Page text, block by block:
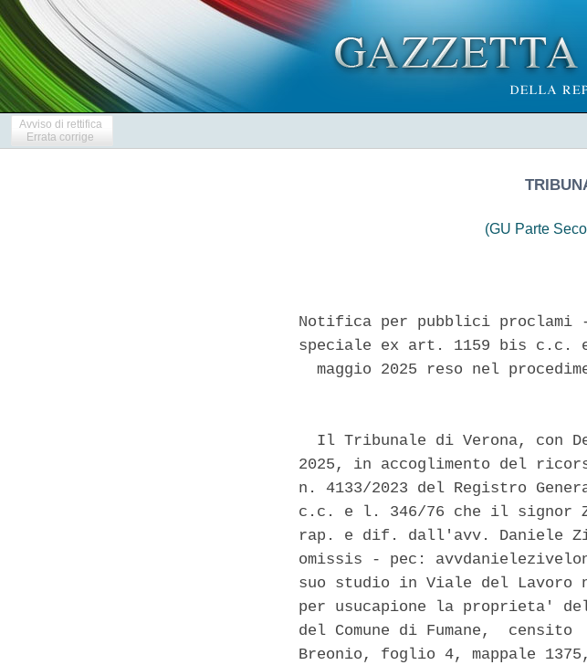
Avviso di rettifica
Errata corrige
(GU Parte
Notifica per pubblici proclami
speciale ex art. 1159 bis c.c.
maggio 2025 reso nel
Il Tribunale di Verona, con
2025, in accoglimento del
n. 4133/2023 del Registro
c.c. e l. 346/76 che il signor
rap. e dif. dall'avv. Daniele
omissis - pec:
suo studio in Viale del Lavoro
per usucapione la proprieta'
del Comune di Fumane,
Breonio, foglio 4, mappale